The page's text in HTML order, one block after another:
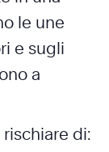
le une
e sugli
a
di: